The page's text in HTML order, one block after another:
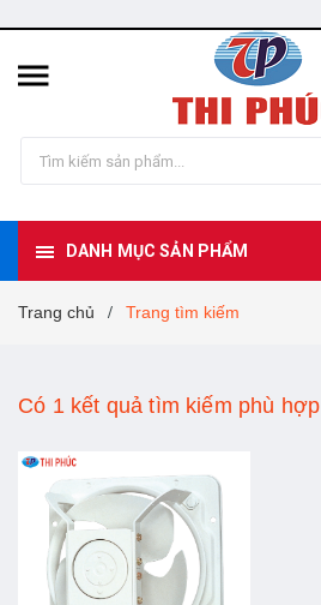
DANH MỤC SẢN PHẨM
Trang chủ / Trang tìm kiếm
Có 1 kết quả tìm kiếm phù hợp